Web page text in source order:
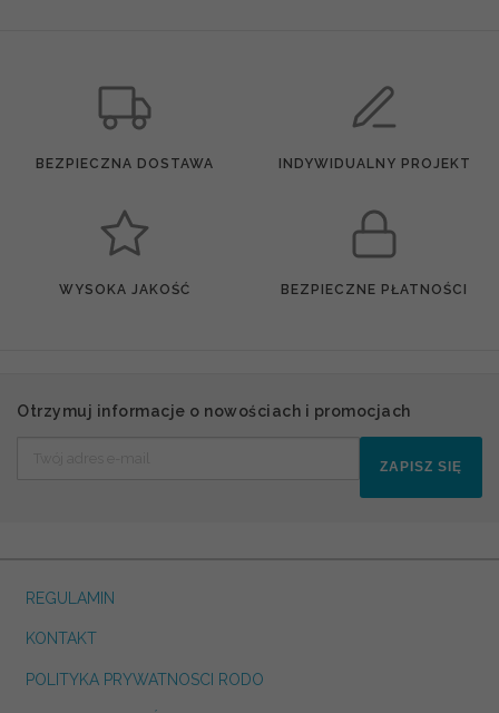
BEZPIECZNA DOSTAWA INDYWIDUALNY PROJEKT
WYSOKA JAKOŚĆ BEZPIECZNE PŁATNOŚCI
Otrzymuj informacje o nowościach i promocjach
ZAPISZ SIĘ
REGULAMIN
KONTAKT
POLITYKA PRYWATNOSCI RODO